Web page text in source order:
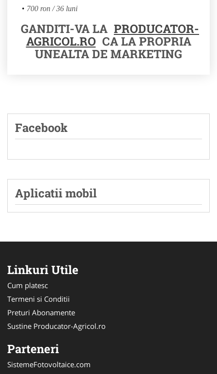
700 ron / 36 luni
GANDITI-VA LA PRODUCATOR-
AGRICOL.RO CA LA PROPRIA
UNEALTA DE MARKETING
Facebook
Aplicatii mobil
Linkuri Utile
Cum platesc
Termeni si Conditii
Preturi Abonamente
Sustine Producator-Agricol.ro
Parteneri
SistemeFotovoltaice.com